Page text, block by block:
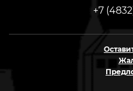
+7